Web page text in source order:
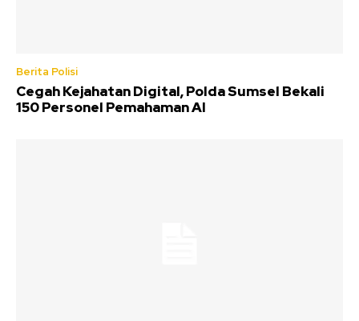
Berita Polisi
Cegah Kejahatan Digital, Polda Sumsel Bekali
150 Personel Pemahaman AI